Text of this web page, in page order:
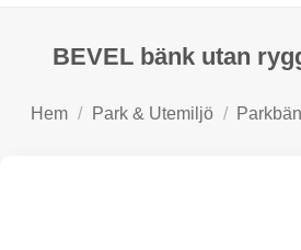
BEVEL bänk utan
Hem / Park & Utemiljö /